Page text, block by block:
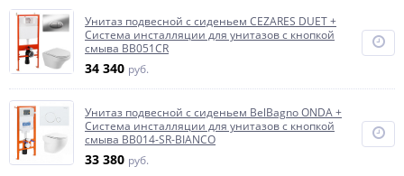
Унитаз подвесной с сиденьем CEZARES DUET +
Система инсталляции для унитазов с кнопкой
смыва BB051CR
34 340 руб.
Унитаз подвесной с сиденьем BelBagno ONDA +
Система инсталляции для унитазов с кнопкой
смыва BB014-SR-BIANCO
33 380 руб.